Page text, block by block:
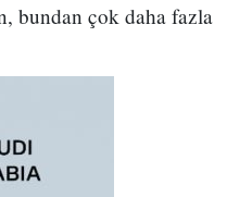
bundan çok daha fazla